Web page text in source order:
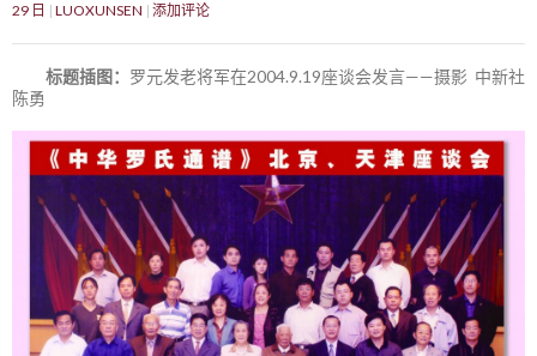
29 日
LUOXUNSEN 添加评论
标题插图： 罗元发老将军在2004.9.19座谈会发言——摄影 中新社
陈勇